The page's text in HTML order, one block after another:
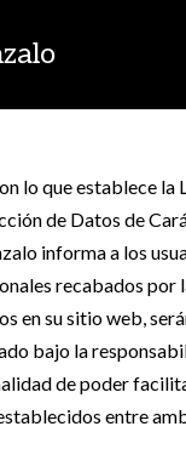
lo que establece la
de Datos de
informa a los
recabados por
en su sitio web,
bajo la
de poder
entre